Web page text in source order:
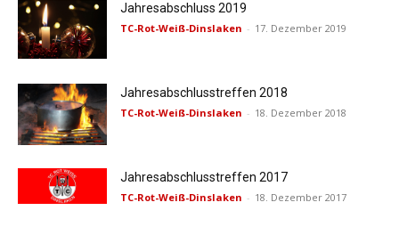
Jahresabschluss 2019
TC-Rot-Weiß-Dinslaken - 17. Dezember 2019
Jahresabschlusstreffen 2018
TC-Rot-Weiß-Dinslaken - 18. Dezember 2018
Jahresabschlusstreffen 2017
TC-Rot-Weiß-Dinslaken - 18. Dezember 2017